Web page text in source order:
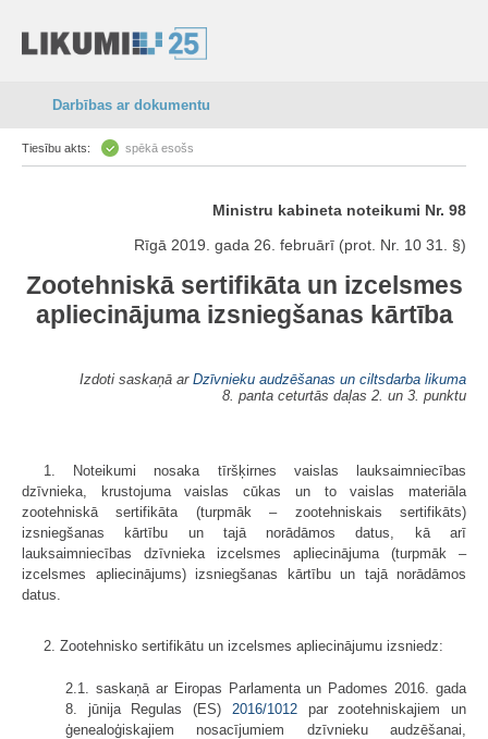
Darbības ar dokumentu
Tiesību akts: spēkā esošs
Ministru kabineta noteikumi Nr. 98
Rīgā 2019. gada 26. februārī (prot. Nr. 10 31. §)
Zootehniskā sertifikāta un izcelsmes
apliecinājuma izsniegšanas kārtība
Izdoti saskaņā ar Dzīvnieku audzēšanas un ciltsdarba likuma
8. panta ceturtās daļas 2. un 3. punktu
1. Noteikumi nosaka tīršķirnes vaislas lauksaimniecības
dzīvnieka, krustojuma vaislas cūkas un to vaislas materiāla
zootehniskā sertifikāta (turpmāk – zootehniskais sertifikāts)
izsniegšanas kārtību un tajā norādāmos datus, kā arī
lauksaimniecības dzīvnieka izcelsmes apliecinājuma (turpmāk –
izcelsmes apliecinājums) izsniegšanas kārtību un tajā norādāmos
datus.
2. Zootehnisko sertifikātu un izcelsmes apliecinājumu izsniedz:
2.1. saskaņā ar Eiropas Parlamenta un Padomes 2016. gada
8. jūnija Regulas (ES) 2016/1012par zootehniskajiem un
ģenealoģiskajiem nosacījumiem dzīvnieku audzēšanai,